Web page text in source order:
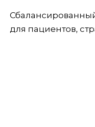
для пациентов,